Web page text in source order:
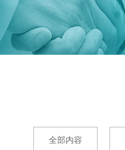
全部内容